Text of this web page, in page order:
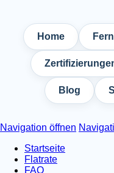
Home
Blog
Navigation öffnen
Startseite
Flatrate
FAQ